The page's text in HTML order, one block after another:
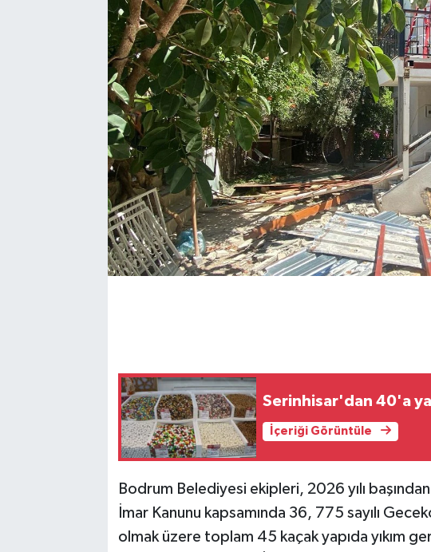
Serinhisar'dan 40'a
İçeriği Görüntüle
Bodrum Belediyesi ekipleri, 2026 yılı başından
İmar Kanunu kapsamında 36, 775 sayılı
olmak üzere toplam 45 kaçak yapıda yıkım